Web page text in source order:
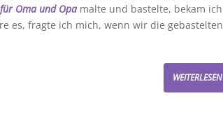
Oma und Opa malte und bastelte, bekam ich
es, fragte ich mich, wenn wir die gebastelten
WEITERLESEN